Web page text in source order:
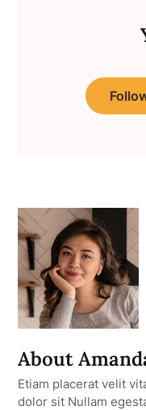
About
Etiam placerat velit
dolor sit Nullam